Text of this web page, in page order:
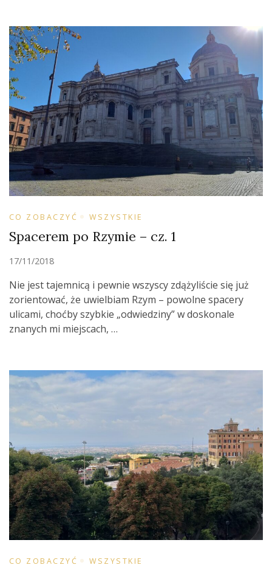
CO ZOBACZYĆ WSZYSTKIE
Spacerem po Rzymie – cz. 1
17/11/2018
Nie jest tajemnicą i pewnie wszyscy zdążyliście się już
zorientować, że uwielbiam Rzym – powolne spacery
ulicami, choćby szybkie „odwiedziny” w doskonale
znanych mi miejscach, …
CO ZOBACZYĆ WSZYSTKIE